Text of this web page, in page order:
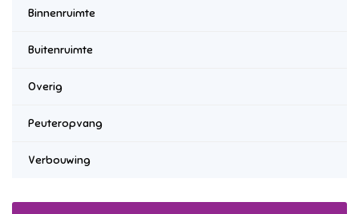
Binnenruimte
Buitenruimte
Overig
Peuteropvang
Verbouwing